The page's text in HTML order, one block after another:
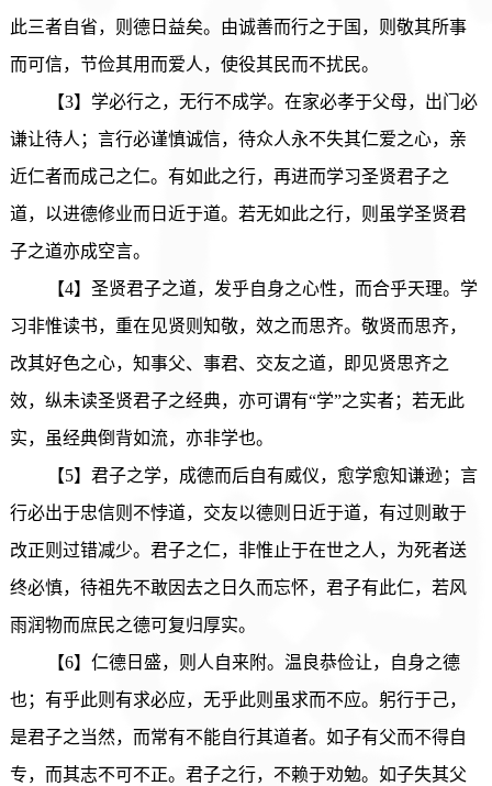
此三者自省，则德日益矣。由诚善而行之于国，则敬其所事
而可信，节俭其用而爱人，使役其民而不扰民。
【3】学必行之，无行不成学。在家必孝于父母，出门必
谦让待人；言行必谨慎诚信，待众人永不失其仁爱之心，亲
近仁者而成己之仁。有如此之行，再进而学习圣贤君子之
道，以进德修业而日近于道。若无如此之行，则虽学圣贤君
子之道亦成空言。
【4】圣贤君子之道，发乎自身之心性，而合乎天理。学
习非惟读书，重在见贤则知敬，效之而思齐。敬贤而思齐，
改其好色之心，知事父、事君、交友之道，即见贤思齐之
效，纵未读圣贤君子之经典，亦可谓有“学”之实者；若无此
实，虽经典倒背如流，亦非学也。
【5】君子之学，成德而后自有威仪，愈学愈知谦逊；言
行必出于忠信则不悖道，交友以德则日近于道，有过则敢于
改正则过错减少。君子之仁，非惟止于在世之人，为死者送
终必慎，待祖先不敢因去之日久而忘怀，君子有此仁，若风
雨润物而庶民之德可复归厚实。
【6】仁德日盛，则人自来附。温良恭俭让，自身之德
也；有乎此则有求必应，无乎此则虽求而不应。躬行于己，
是君子之当然，而常有不能自行其道者。如子有父而不得自
专，而其志不可不正。君子之行，不赖于劝勉。如子失其父